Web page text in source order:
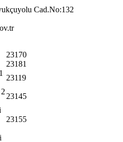
Cad.No:132
23170
23181
23119
23145
23155